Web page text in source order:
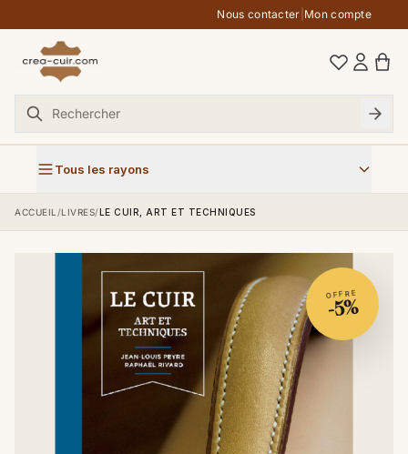
Nous contacter Mon compte
Tous les rayons
ACCUEIL /LIVRES/LE CUIR, ART ET TECHNIQUES
OFFRE
-5%